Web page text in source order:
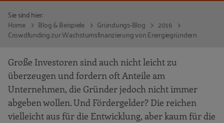
Sie sind hier:
Home
Blog & Beispiele Gründungs-Blog
2016
Crowdfunding zur Wachstumsfinanzierung von Energiegründern
Große Investoren sind auch nicht leicht zu
überzeugen und fordern oft Anteile am
Unternehmen, die Gründer jedoch nicht immer
abgeben wollen. Und Fördergelder? Die reichen
vielleicht aus für die Entwicklung, aber kaum für die